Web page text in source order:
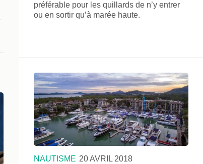
préférable pour les quillards de n’y entrer
ou en sortir qu’à marée haute.
NAUTISME 20 AVRIL 2018